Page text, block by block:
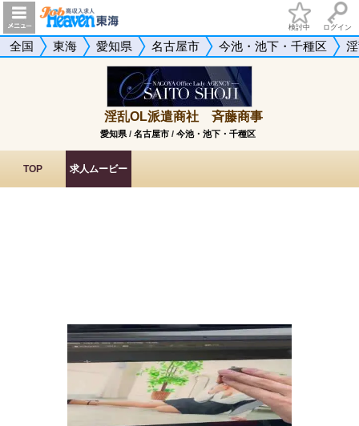
検討中 ログイン
全国 東海 愛知県 名古屋市 今池・池下・千種区
淫乱OL派遣商社 斉藤商事
愛知県/ 名古屋市/ 今池・池下・千種区
TOP 求人ムービー